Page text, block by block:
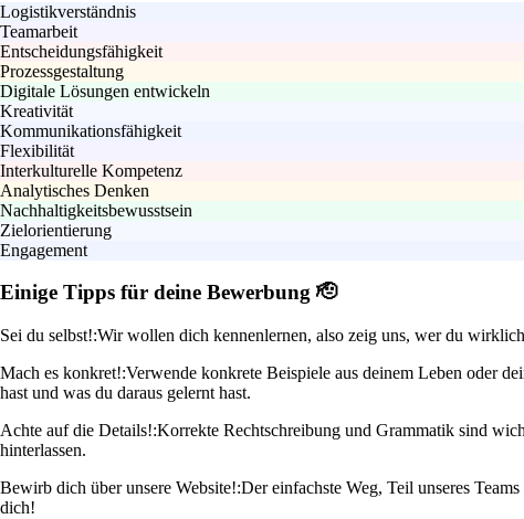
Logistikverständnis
Teamarbeit
Entscheidungsfähigkeit
Prozessgestaltung
Digitale Lösungen entwickeln
Kreativität
Kommunikationsfähigkeit
Flexibilität
Interkulturelle Kompetenz
Analytisches Denken
Nachhaltigkeitsbewusstsein
Zielorientierung
Engagement
Einige Tipps für deine Bewerbung 🫡
Sei du selbst!:Wir wollen dich kennenlernen, also zeig uns, wer du
Mach es konkret!:Verwende konkrete Beispiele aus deinem Leben oder
hast und was du daraus gelernt hast.
Achte auf die Details!:Korrekte Rechtschreibung und Grammatik sind
hinterlassen.
Bewirb dich über unsere Website!:Der einfachste Weg, Teil unseres
dich!